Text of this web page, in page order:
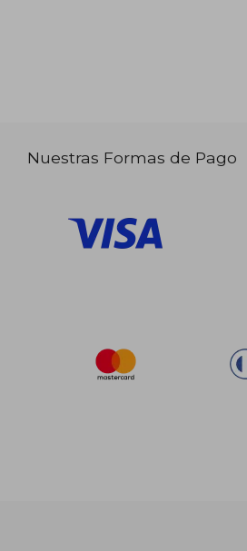
Nuestras Formas de Pago